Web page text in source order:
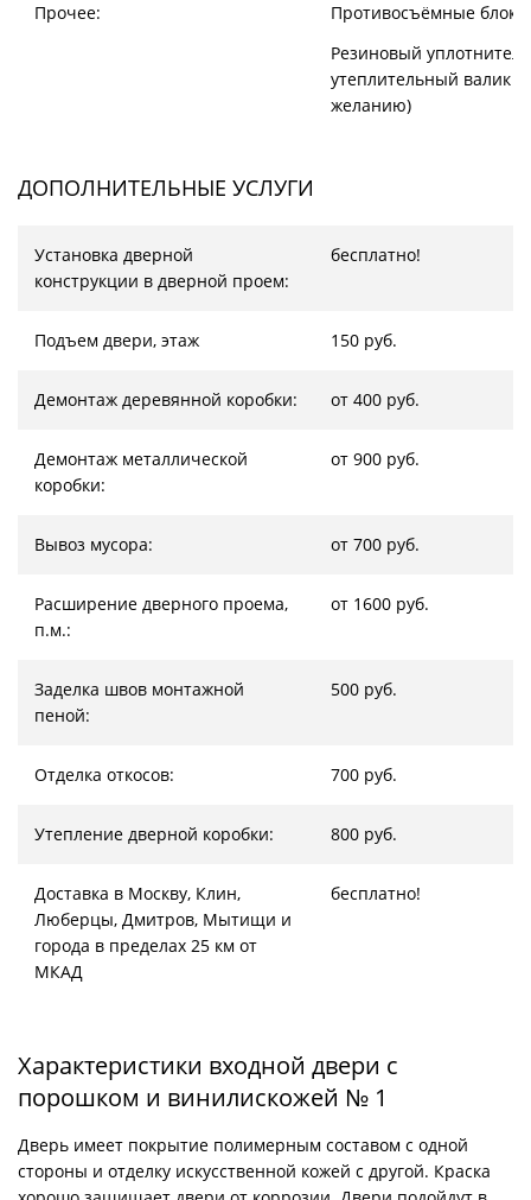
Прочее:
Противосъёмные
Резиновый
утеплительный валик
желанию)
ДОПОЛНИТЕЛЬНЫЕ УСЛУГИ
Установка дверной
конструкции в дверной проем:
бесплатно!
Подъем двери, этаж 150 руб.
Демонтаж деревянной коробки: от 400 руб.
Демонтаж металлической
коробки:
от 900 руб.
Вывоз мусора: от 700 руб.
Расширение дверного проема,
п.м.:
от 1600 руб.
Заделка швов монтажной
пеной:
500 руб.
Отделка откосов: 700 руб.
Утепление дверной коробки: 800 руб.
Доставка в Москву, Клин,
Люберцы, Дмитров, Мытищи и
города в пределах 25 км от
МКАД
бесплатно!
Характеристики входной двери с
порошком и винилискожей № 1
Дверь имеет покрытие полимерным составом с одной
стороны и отделку искусственной кожей с другой. Краска